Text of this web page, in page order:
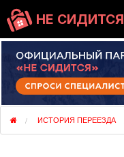
НЕ СИДИТСЯ
ИСТОРИЯ ПЕРЕЕЗДА